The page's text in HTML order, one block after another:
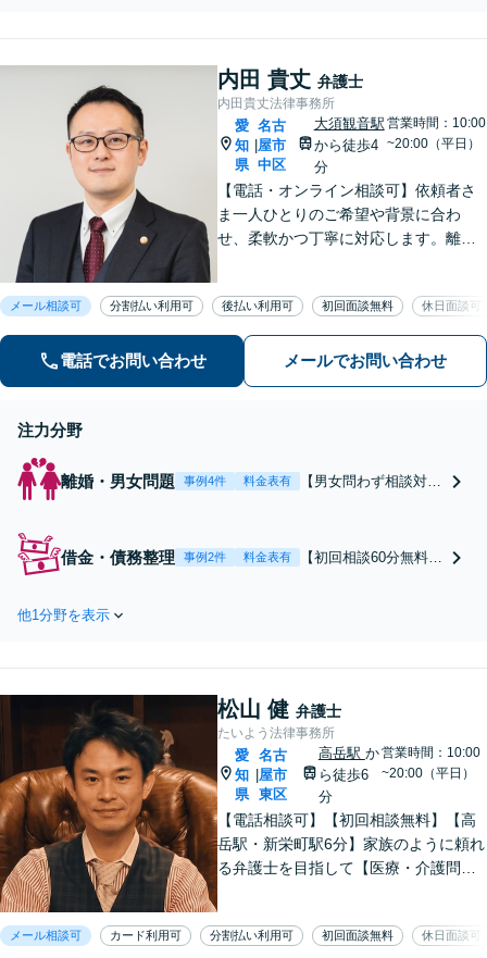
も、まずはお問い合わせくだ
内田 貴丈 弁護士
内田貴丈法律事務所
愛
知
県
名古
屋市
中区
大須観音駅
から徒歩4
分
営業時間：10:00
~20:00（平日）
【電話・オンライン相談可】依頼者さ
ま一人ひとりのご希望や背景に合わ
せ、柔軟かつ丁寧に対応します。離
たします。ご相談ください。【大須観
音駅4分】
メール相談可 分割払い利用可 後払い利用可 初回面談無料 休日面談可
電話でお問い合わせ メールでお問い合わせ
注力分野
離婚・男女問題 事例4件 料金表有
【男女問わず相談対応
ご相談も承ります。ご
借金・債務整理 事例2件 料金表有
【初回相談60分無料】
対応いたします。どん
ながらより良い解決を
目指します【大須観音
駅4分】【土日祝対応
可】
他1分野を表示
松山 健 弁護士
たいよう法律事務所
愛
知
県
名古
屋市
東区
高岳駅 か
ら徒歩6
分
営業時間：10:00
~20:00（平日）
【電話相談可】【初回相談無料】【高
岳駅・新栄町駅6分】家族のように頼れ
る弁護士を目指して【医療・介護問
い】不動産は高額な財産が関わる問
メール相談可 カード利用可 分割払い利用可 初回面談無料 休日面談可